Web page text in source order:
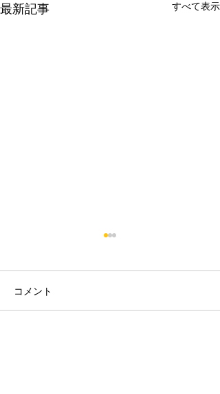
最新記事 すべて表示
コメント